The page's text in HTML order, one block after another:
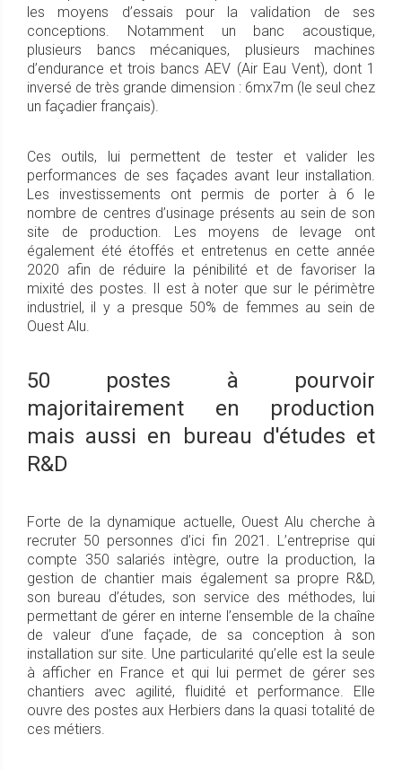
les moyens d’essais pour la validation de ses
conceptions. Notamment un banc acoustique,
plusieurs bancs mécaniques, plusieurs machines
d’endurance et trois bancs AEV (Air Eau Vent), dont 1
inversé de très grande dimension : 6mx7m (le seul chez
un façadier français).
Ces outils, lui permettent de tester et valider les
performances de ses façades avant leur installation.
Les investissements ont permis de porter à 6 le
nombre de centres d’usinage présents au sein de son
site de production. Les moyens de levage ont
également été étoffés et entretenus en cette année
2020 afin de réduire la pénibilité et de favoriser la
mixité des postes. Il est à noter que sur le périmètre
industriel, il y a presque 50% de femmes au sein de
Ouest Alu.
50 postes à pourvoir
majoritairement en production
mais aussi en bureau d'études et
R&D
Forte de la dynamique actuelle, Ouest Alu cherche à
recruter 50 personnes d’ici fin 2021. L’entreprise qui
compte 350 salariés intègre, outre la production, la
gestion de chantier mais également sa propre R&D,
son bureau d’études, son service des méthodes, lui
permettant de gérer en interne l’ensemble de la chaîne
de valeur d’une façade, de sa conception à son
installation sur site. Une particularité qu’elle est la seule
à afficher en France et qui lui permet de gérer ses
chantiers avec agilité, fluidité et performance. Elle
ouvre des postes aux Herbiers dans la quasi totalité de
ces métiers.